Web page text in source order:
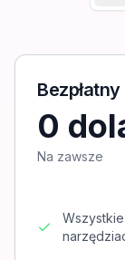
Bezpłatny
0
Na zawsze